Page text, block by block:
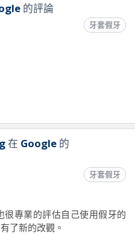
的評論
牙套假牙
在 Google的
牙套假牙
專業的評估自己使用假牙的
了新的改觀。